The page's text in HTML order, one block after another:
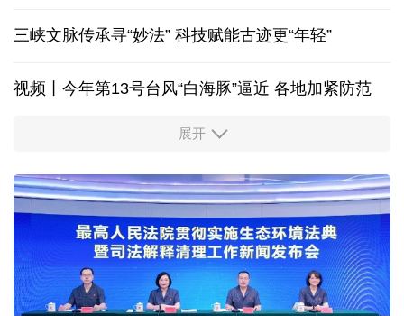
三峡文脉传承寻“妙法” 科技赋能古迹更“年轻”
视频丨今年第13号台风“白海豚”逼近 各地加紧防范
柔性制造，高效匹配差异化需求
高温下用电负荷创新高 解码今夏的清凉底气
活力中国调研行丨弯道超车 如何“皖”美提速
年中经济观察 服务实体经济 财政金融打出"组合拳"
展开